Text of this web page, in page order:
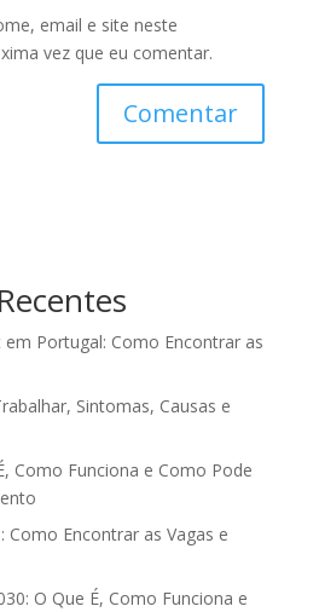
email e site neste
vez que eu comentar.
Portugal: Como Encontrar as
Sintomas, Causas e
Como Funciona e Como Pode
Como Encontrar as Vagas e
O Que É, Como Funciona e